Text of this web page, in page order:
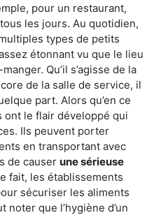
pour un restaurant,
les jours. Au quotidien,
types de petits
étonnant vu que le lieu
Qu’il s’agisse de la
de la salle de service, il
part. Alors qu’en ce
ont le flair développé qui
Ils peuvent porter
en transportant avec
de causer une sérieuse
fait, les établissements
sécuriser les aliments
noter que l’hygiène d’un